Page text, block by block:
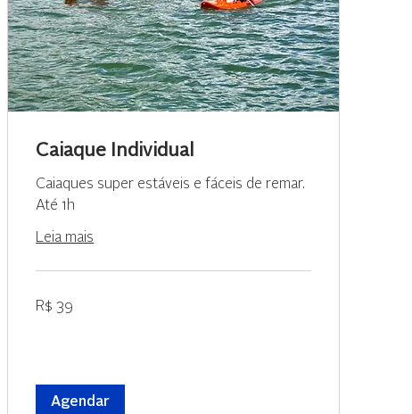
Caiaque Individual
Caiaques super estáveis e fáceis de remar.
Até 1h
Leia mais
39
Reais
R$ 39
Agendar